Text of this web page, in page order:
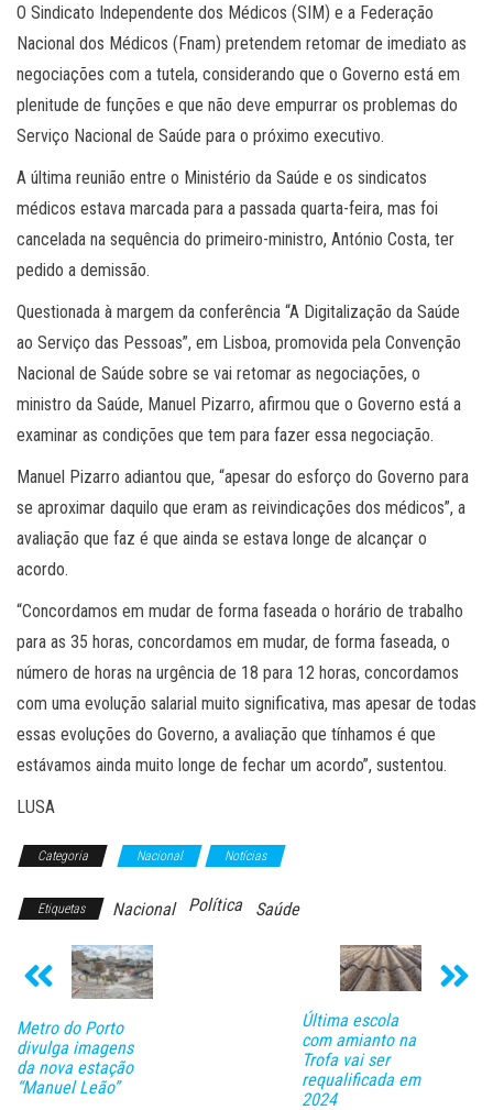
O Sindicato Independente dos Médicos (SIM) e a Federação
Nacional dos Médicos (Fnam) pretendem retomar de imediato as
negociações com a tutela, considerando que o Governo está em
plenitude de funções e que não deve empurrar os problemas do
Serviço Nacional de Saúde para o próximo executivo.
A última reunião entre o Ministério da Saúde e os sindicatos
médicos estava marcada para a passada quarta-feira, mas foi
cancelada na sequência do primeiro-ministro, António Costa, ter
pedido a demissão.
Questionada à margem da conferência “A Digitalização da Saúde
ao Serviço das Pessoas”, em Lisboa, promovida pela Convenção
Nacional de Saúde sobre se vai retomar as negociações, o
ministro da Saúde, Manuel Pizarro, afirmou que o Governo está a
examinar as condições que tem para fazer essa negociação.
Manuel Pizarro adiantou que, “apesar do esforço do Governo para
se aproximar daquilo que eram as reivindicações dos médicos”, a
avaliação que faz é que ainda se estava longe de alcançar o
acordo.
“Concordamos em mudar de forma faseada o horário de trabalho
para as 35 horas, concordamos em mudar, de forma faseada, o
número de horas na urgência de 18 para 12 horas, concordamos
com uma evolução salarial muito significativa, mas apesar de todas
essas evoluções do Governo, a avaliação que tínhamos é que
estávamos ainda muito longe de fechar um acordo”, sustentou.
LUSA
Categoria Nacional Notícias
Etiquetas Nacional Política Saúde
Metro do Porto
divulga imagens
da nova estação
“Manuel Leão”
Última escola
com amianto na
Trofa vai ser
requalificada em
2024